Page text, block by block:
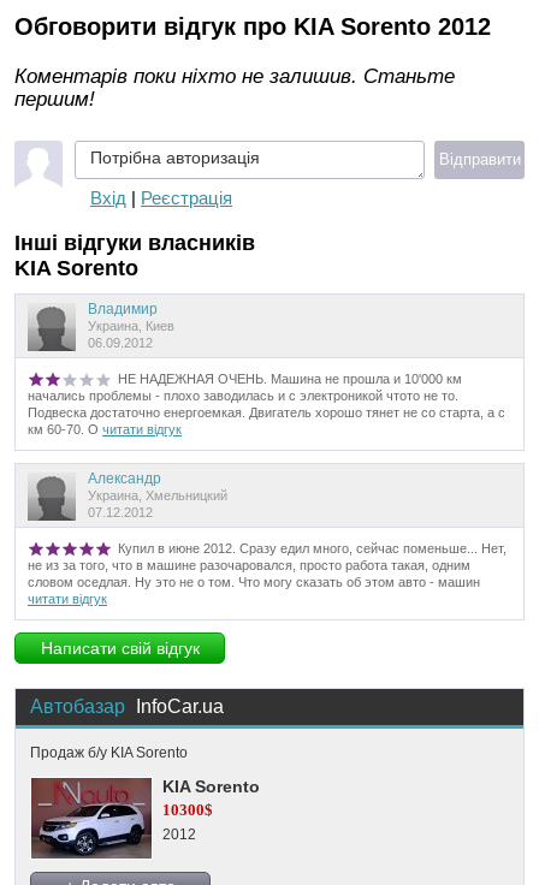
Обговорити відгук про KIA Sorento 2012
Коментарів поки ніхто не залишив. Станьте
першим!
Потрібна авторизація
Вхід | Реєстрація
Відправити
Інші відгуки власників
KIA Sorento
Владимир
Украина, Киев
06.09.2012
НЕ НАДЕЖНАЯ ОЧЕНЬ. Машина не прошла и 10'000 км
начались проблемы - плохо заводилась и с электроникой чтото не то.
Подвеска достаточно енергоемкая. Двигатель хорошо тянет не со старта, а с
км 60-70. О читати відгук
Александр
Украина, Хмельницкий
07.12.2012
Купил в июне 2012. Сразу едил много, сейчас поменьше... Нет,
не из за того, что в машине разочаровался, просто работа такая, одним
словом оседлая. Ну это не о том. Что могу сказать об этом авто - машин
читати відгук
Написати свій відгук
Автобазар InfoCar.ua
Продаж б/у KIA Sorento
KIA Sorento
10300$
2012